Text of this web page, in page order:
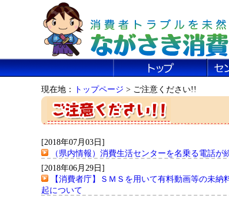
現在地： トップページ > ご注意ください!!
[2018年07月03日]
（県内情報）消費生活センターを名乗る電話が
[2018年06月29日]
【消費者庁】ＳＭＳを用いて有料動画等の未
起について